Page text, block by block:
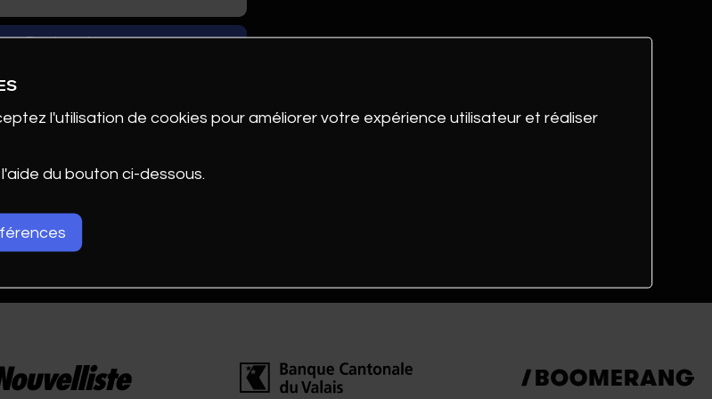
l'utilisation de cookies pour améliorer votre expérience utilisateur et réaliser
du bouton ci-dessous.